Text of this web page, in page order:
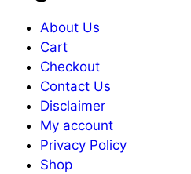
About Us
Cart
Checkout
Contact Us
Disclaimer
My account
Privacy Policy
Shop